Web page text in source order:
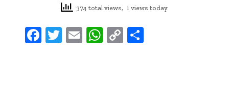
374 total views, 1 views today
F T E W C S